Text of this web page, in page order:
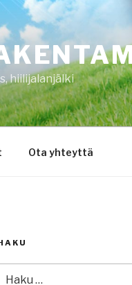
hiilijalanjälki
Ota yhteyttä